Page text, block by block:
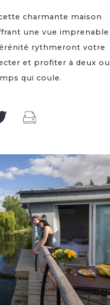
charmante maison
une vue imprenable
rythmeront votre
et profiter à deux ou
qui coule.